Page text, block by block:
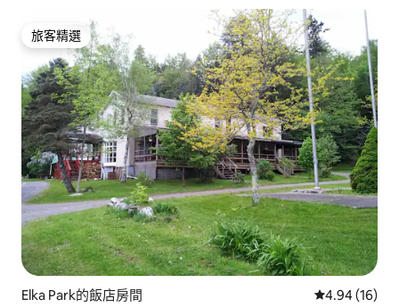
旅客精選
旅客精選
Elka Park的飯店房間 從 16 則評價
4.94 (16)